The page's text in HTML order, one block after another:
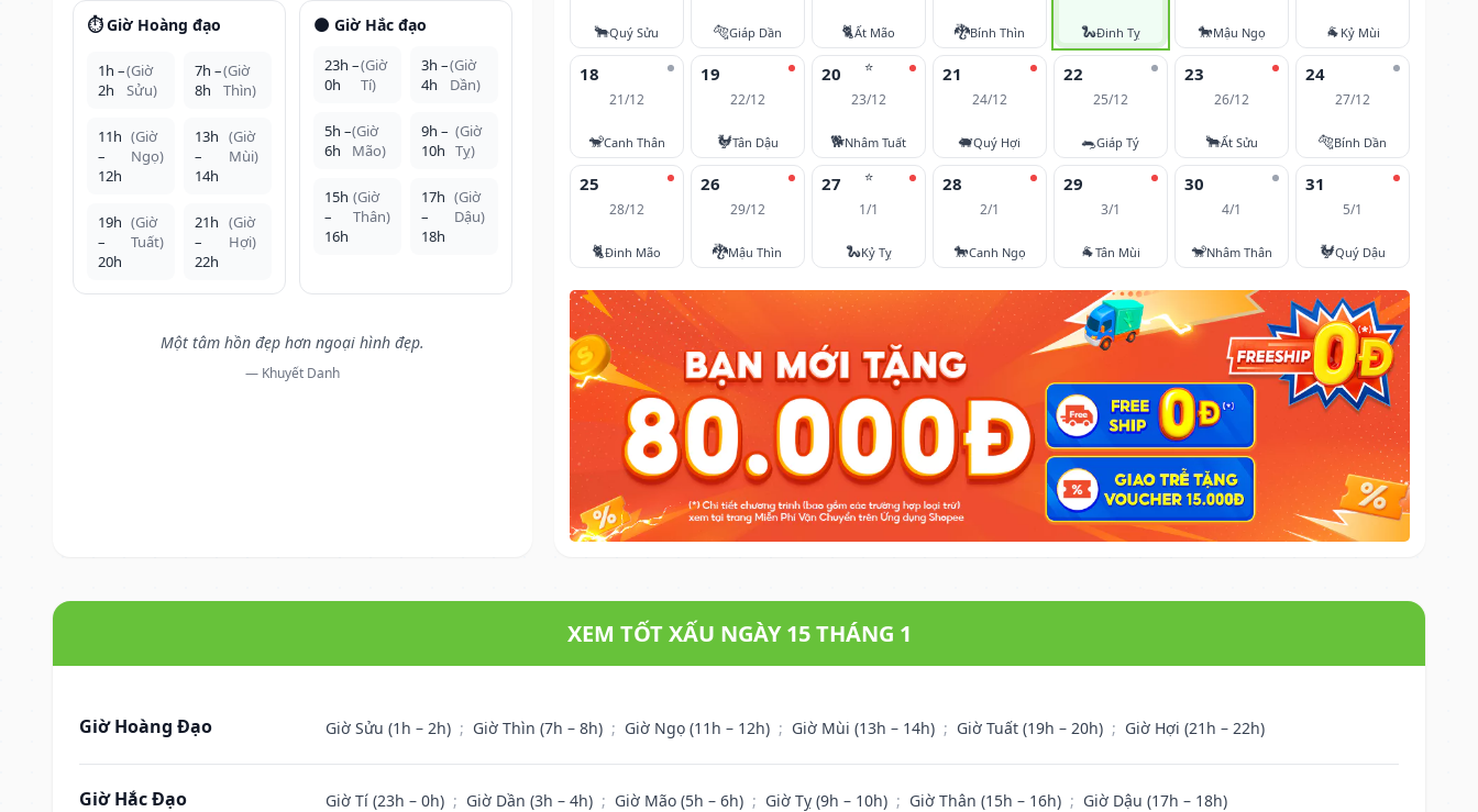
⏱️ Giờ Hoàng đạo
1h –
2h
(Giờ
Sửu)
7h –
8h
(Giờ
Thìn)
11h
–
12h
(Giờ
Ngọ)
13h
–
14h
(Giờ
Mùi)
19h
–
20h
(Giờ
Tuất)
21h
–
22h
(Giờ
Hợi)
🌑 Giờ Hắc đạo
23h –
0h
(Giờ
Tí)
3h –
4h
(Giờ
Dần)
5h –
6h
(Giờ
Mão)
9h –
10h
(Giờ
Tỵ)
15h
–
16h
(Giờ
Thân)
17h
–
18h
(Giờ
Dậu)
Một tâm hồn đẹp hơn ngoại hình đẹp.
— Khuyết Danh
🐂Quý Sửu 🐅Giáp Dần 🐈Ất Mão 🐉Bính Thìn 🐍Đinh Tỵ 🐎Mậu Ngọ 🐐 Kỷ Mùi
18
21/12
🐒Canh Thân
19
22/12
🐓Tân Dậu
⭐
20
23/12
🐕Nhâm Tuất
21
24/12
🐖Quý Hợi
22
25/12
🐀Giáp Tý
23
26/12
🐂Ất Sửu
24
27/12
🐅Bính Dần
25
28/12
🐈Đinh Mão
26
29/12
🐉Mậu Thìn
⭐
27
1/1
🐍Kỷ Tỵ
28
2/1
🐎Canh Ngọ
29
3/1
🐐Tân Mùi
30
4/1
🐒Nhâm Thân
31
5/1
🐓Quý Dậu
XEM TỐT XẤU NGÀY 15 THÁNG 1
Giờ Hoàng Đạo Giờ Sửu (1h – 2h) ; Giờ Thìn (7h – 8h) ; Giờ Ngọ (11h – 12h) ; Giờ Mùi (13h – 14h) ; Giờ Tuất (19h – 20h) ; Giờ Hợi (21h – 22h)
Giờ Hắc Đạo Giờ Tí (23h – 0h) ; Giờ Dần (3h – 4h) ; Giờ Mão (5h – 6h) ; Giờ Tỵ (9h – 10h) ; Giờ Thân (15h – 16h) ; Giờ Dậu (17h – 18h)